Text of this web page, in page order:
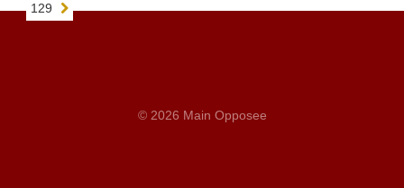
129
© 2026 Main Opposee